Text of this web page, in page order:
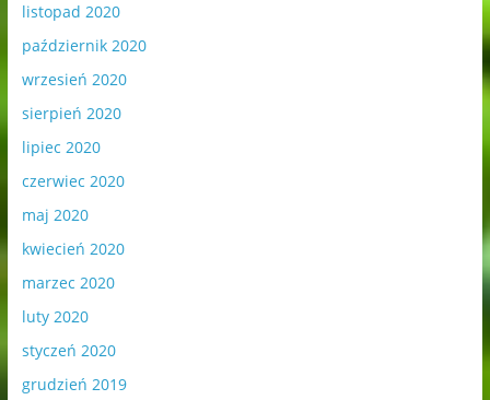
listopad 2020
październik 2020
wrzesień 2020
sierpień 2020
lipiec 2020
czerwiec 2020
maj 2020
kwiecień 2020
marzec 2020
luty 2020
styczeń 2020
grudzień 2019